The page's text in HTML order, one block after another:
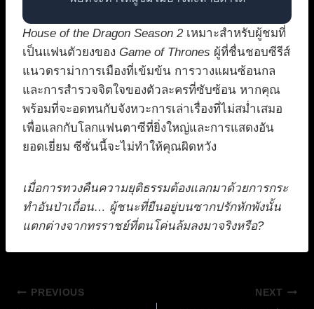
House of the Dragon Season 2เหมาะสำหรับผู้ชมที่
เป็นแฟนตัวยงของ Game of Thrones ผู้ที่ชื่นชอบซีรีส์
แนวดราม่าการเมืองที่เข้มข้น การวางแผนซ้อนกล
และการสำรวจจิตใจของตัวละครที่ซับซ้อน หากคุณ
พร้อมที่จะอดทนกับจังหวะการเล่าเรื่องที่ไม่สม่ำเสมอ
เพื่อแลกกับโลกแฟนตาซีที่ยิ่งใหญ่และการแสดงอัน
ยอดเยี่ยม ซีซั่นนี้จะไม่ทำให้คุณผิดหวัง
เมื่อการทวงคืนความยุติธรรมต้องแลกมาด้วยการกระ
ทำอันป่าเถื่อน… ผู้ชนะที่ยืนอยู่บนซากปรักหักพังนั้น
แตกต่างจากทรราชย์ที่ตนโค่นล้มลงมาจริงหรือ?
แนะแนว
PREVIOUS NEXT